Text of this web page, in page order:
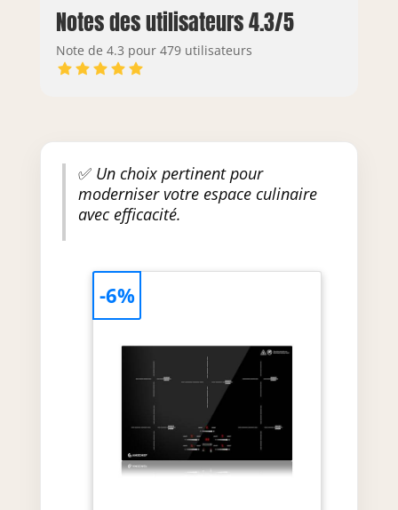
Notes des utilisateurs 4.3/5
Note de 4.3 pour 479 utilisateurs
✅Un choix pertinent pour
moderniser votre espace culinaire
avec efficacité.
-6%